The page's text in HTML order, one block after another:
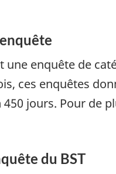
une enquête de
ces enquêtes
jours. Pour de
du BST